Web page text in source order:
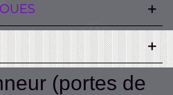
(portes de